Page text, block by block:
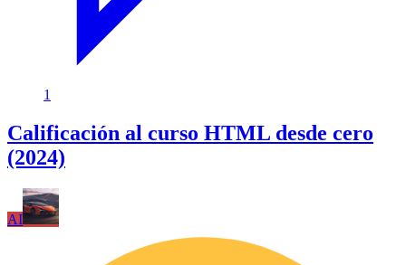
1
Calificación al curso HTML desde cero
(2024)
AI